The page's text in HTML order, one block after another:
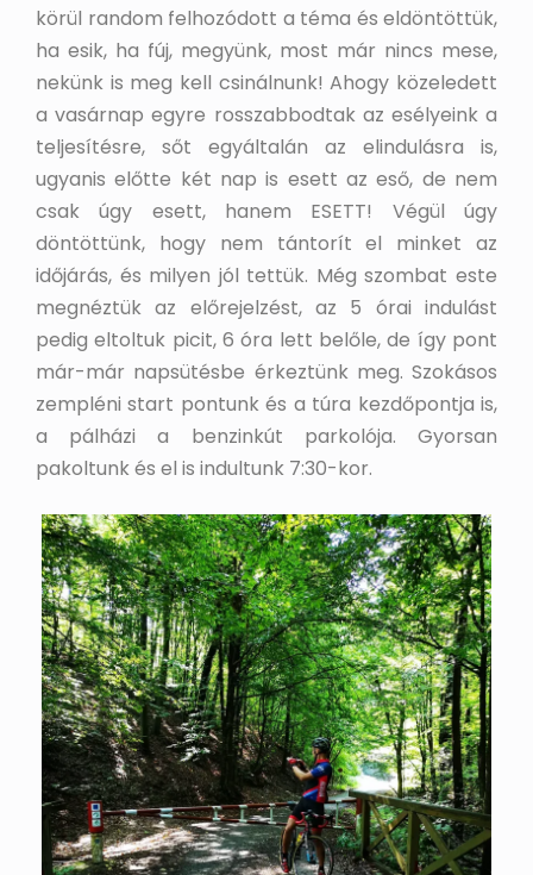
körül random felhozódott a téma és eldöntöttük,
ha esik, ha fúj, megyünk, most már nincs mese,
nekünk is meg kell csinálnunk! Ahogy közeledett
a vasárnap egyre rosszabbodtak az esélyeink a
teljesítésre, sőt egyáltalán az elindulásra is,
ugyanis előtte két nap is esett az eső, de nem
csak úgy esett, hanem ESETT! Végül úgy
döntöttünk, hogy nem tántorít el minket az
időjárás, és milyen jól tettük. Még szombat este
megnéztük az előrejelzést, az 5 órai indulást
pedig eltoltuk picit, 6 óra lett belőle, de így pont
már-már napsütésbe érkeztünk meg. Szokásos
zempléni start pontunk és a túra kezdőpontja is,
a pálházi a benzinkút parkolója. Gyorsan
pakoltunk és el is indultunk 7:30-kor.